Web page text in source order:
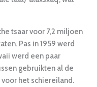
tsaar voor 7,2 miljoen
Pas in 1959 werd
werd een paar
gebruikten al de
voor het schiereiland.